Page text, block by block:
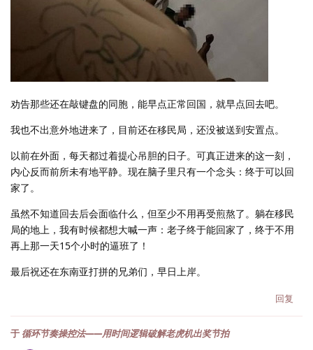
劝告那些还在敲键盘的同胞，能早点正常回国，就早点回去吧。
我也不出意外地进来了，目前还在移民局，还没被送到安置点。
以前在外面，每天都过着提心吊胆的日子。可真正进来的这一刻，
内心反而前所未有地平静。现在脑子里只有一个念头：终于可以回
家了。
虽然不知道回去后会面临什么，但至少不用再受煎熬了。躺在移民
局的地上，我有时候都想大喊一声：老子终于能回家了，终于不用
再上那一天15个小时的逼班了！
最后祝还在东南亚打拼的兄弟们，早日上岸。
回复
于 循环节奏操控法——用时间逻辑破解老虎机出奖节拍